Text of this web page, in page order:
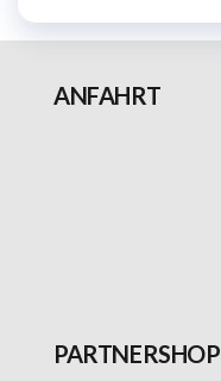
ANFAHRT
PARTNERSHOP